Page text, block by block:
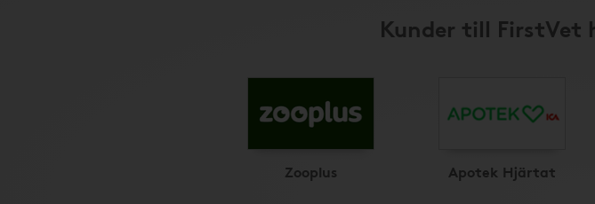
Kunder till FirstVet
Zooplus Apotek Hjärtat